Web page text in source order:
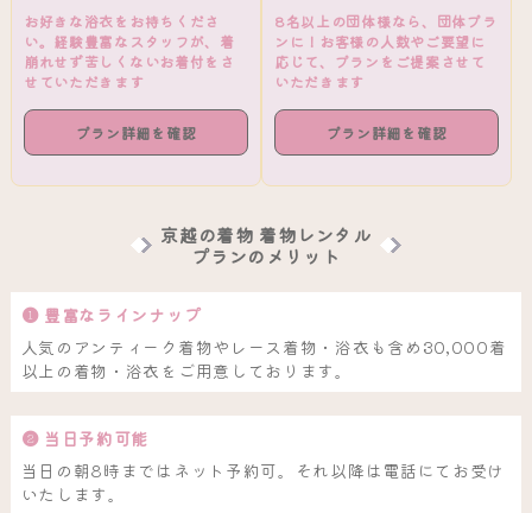
お好きな浴衣をお持ちくださ
い。経験豊富なスタッフが、着
崩れせず苦しくないお着付をさ
せていただきます
プラン詳細を確認
8名以上の団体様なら、団体プラ
ンに！お客様の人数やご要望に
応じて、プランをご提案させて
いただきます
プラン詳細を確認
京越の着物 着物レンタル
プランのメリット
❶ 豊富なラインナップ
人気のアンティーク着物やレース着物・浴衣も含め30,000着
以上の着物・浴衣をご用意しております。
❷ 当日予約可能
当日の朝8時まではネット予約可。それ以降は電話にてお受け
いたします。